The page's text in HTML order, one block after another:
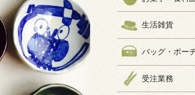
生活雑貨
バッグ・ポー
受注業務